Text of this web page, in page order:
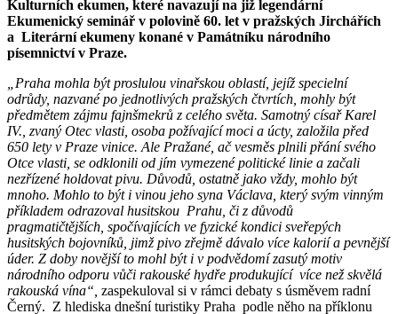
Kulturních ekumen, které navazují na již legendární
Ekumenický seminář v polovině 60. let v pražských Jirchářích
a Literární ekumeny konané v Památníku národního
písemnictví v Praze.
„Praha mohla být proslulou vinařskou oblastí, jejíž specielní
odrůdy, nazvané po jednotlivých pražských čtvrtích, mohly být
předmětem zájmu fajnšmekrů z celého světa. Samotný císař Karel
IV., zvaný Otec vlasti, osoba požívající moci a úcty, založila před
650 lety v Praze vinice. Ale Pražané, ač vesměs plnili přání svého
Otce vlasti, se odklonili od jím vymezené politické linie a začali
nezřízené holdovat pivu. Důvodů, ostatně jako vždy, mohlo být
mnoho. Mohlo to být i vinou jeho syna Václava, který svým vinným
příkladem odrazoval husitskou Prahu, či z důvodů
pragmatičtějších, spočívajících ve fyzické kondici sveřepých
husitských bojovníků, jimž pivo zřejmě dávalo více kalorií a pevnější
úder. Z doby novější to mohl být i v podvědomí zasutý motiv
národního odporu vůči rakouské hydře produkující více než skvělá
rakouská vína“, zaspekuloval si v rámci debaty s úsměvem radní
Černý. Z hlediska dnešní turistiky Praha podle něho na příklonu